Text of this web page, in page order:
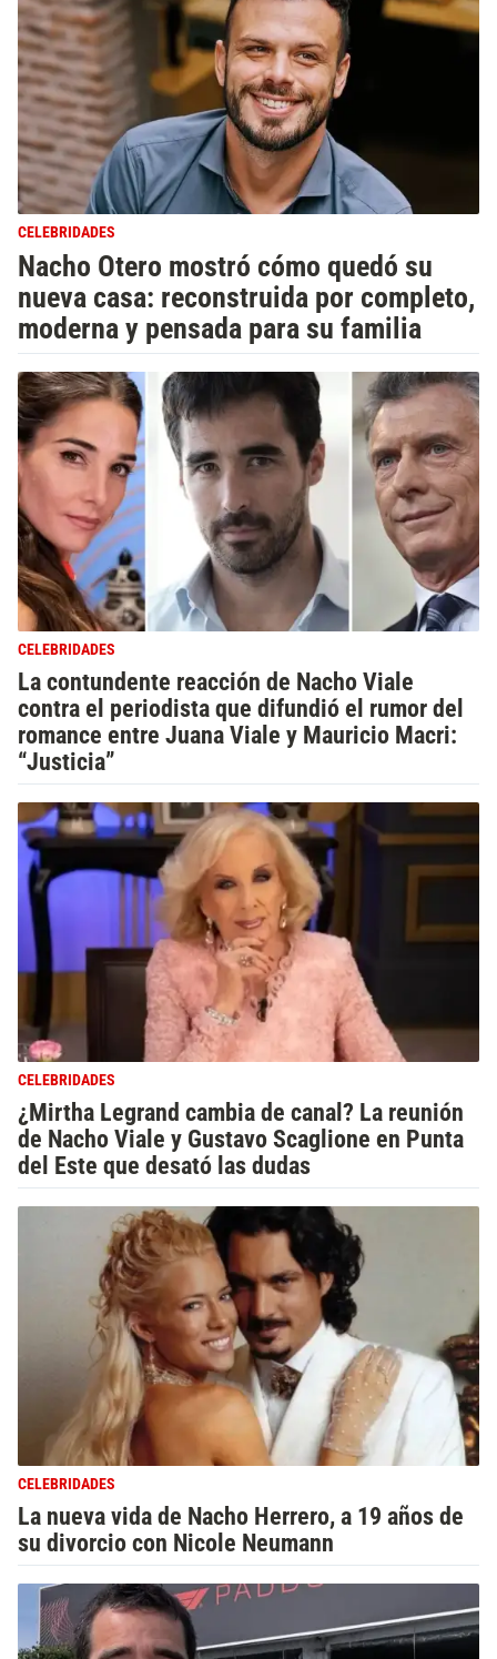
CELEBRIDADES
Nacho Otero mostró cómo quedó su
nueva casa: reconstruida por completo,
moderna y pensada para su familia
CELEBRIDADES
La contundente reacción de Nacho Viale
contra el periodista que difundió el rumor del
romance entre Juana Viale y Mauricio Macri:
“Justicia”
CELEBRIDADES
¿Mirtha Legrand cambia de canal? La reunión
de Nacho Viale y Gustavo Scaglione en Punta
del Este que desató las dudas
CELEBRIDADES
La nueva vida de Nacho Herrero, a 19 años de
su divorcio con Nicole Neumann